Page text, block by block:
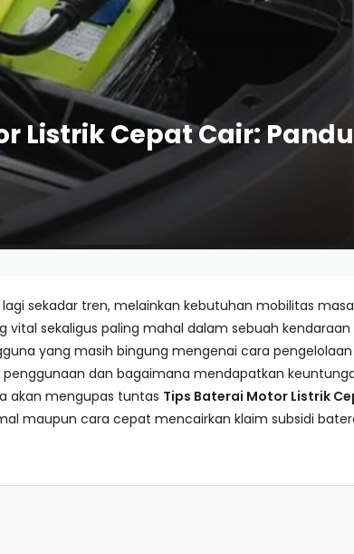
Listrik Cepat Cair:
sekadar tren, melainkan kebutuhan mobilitas
vital sekaligus paling mahal dalam sebuah kendaraan
yang masih bingung mengenai cara
dan bagaimana mendapatkan
akan mengupas tuntas Tips Baterai Motor Listrik
maupun cara cepat mencairkan klaim subsidi